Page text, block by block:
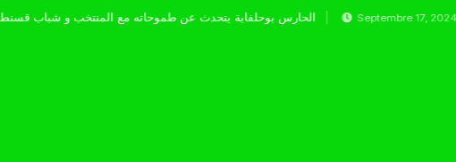
الحارس بوحلفاية يتحدث عن طموحاته مع المنتخب و Septembre 17, 2024